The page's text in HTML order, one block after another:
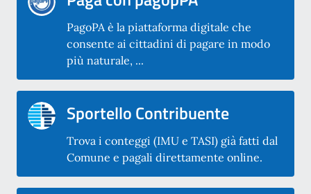
PagoPA è la piattaforma digitale che
consente ai cittadini di pagare in modo
più naturale, ...
Sportello Contribuente
Trova i conteggi (IMU e TASI) già fatti dal
Comune e pagali direttamente online.